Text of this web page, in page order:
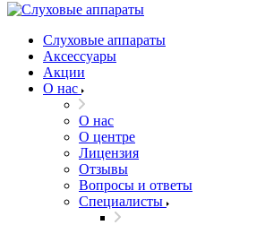
Слуховые аппараты
Аксессуары
Акции
О нас
О нас
О центре
Лицензия
Отзывы
Вопросы и ответы
Специалисты